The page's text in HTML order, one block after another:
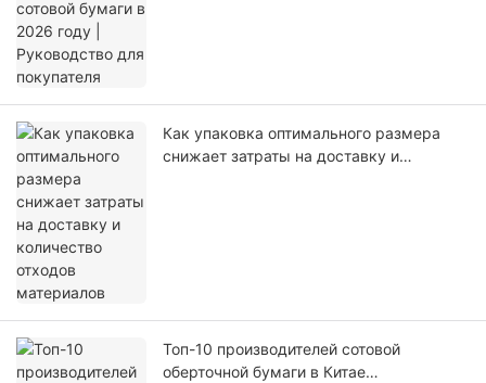
Как упаковка оптимального размера
снижает затраты на доставку и
Топ-10 производителей сотовой
оберточной бумаги в Китае